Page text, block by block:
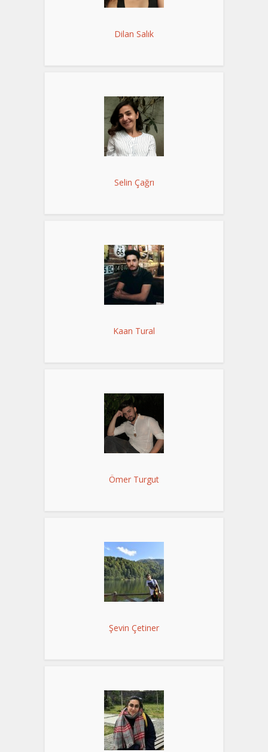
Dilan Salık
Selin Çağrı
Kaan Tural
Ömer Turgut
Şevin Çetiner